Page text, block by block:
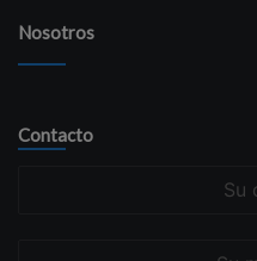
Nosotros
Contacto